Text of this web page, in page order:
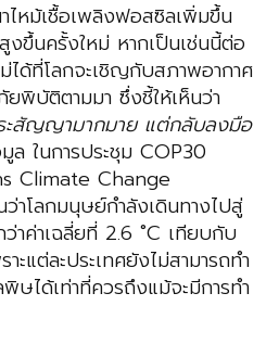
ไหม้เชื้อเพลิงฟอสซิลเพิ่มขึ้น
ขึ้นครั้งใหม่ หากเป็นเช่นนี้ต่อ
ได้ที่โลกจะเชิญกับสภาพอากาศ
พิบัติตามมา ซึ่งชี้ให้เห็นว่า
ะสัญญามากมาย แต่กลับลงมือ
ล ในการประชุม COP30
Climate Change
โลกมนุษย์กำลังเดินทางไปสู่
าค่าเฉลี่ยที่ 2.6 ˚C เทียบกับ
แต่ละประเทศยังไม่สามารถทำ
ได้เท่าที่ควรถึงแม้จะมีการทำ